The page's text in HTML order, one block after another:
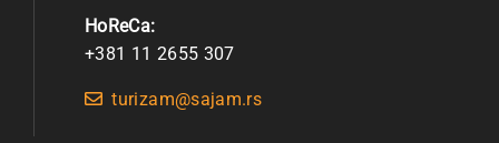
HoReCa:
+381 11 2655 307
turizam@sajam.rs